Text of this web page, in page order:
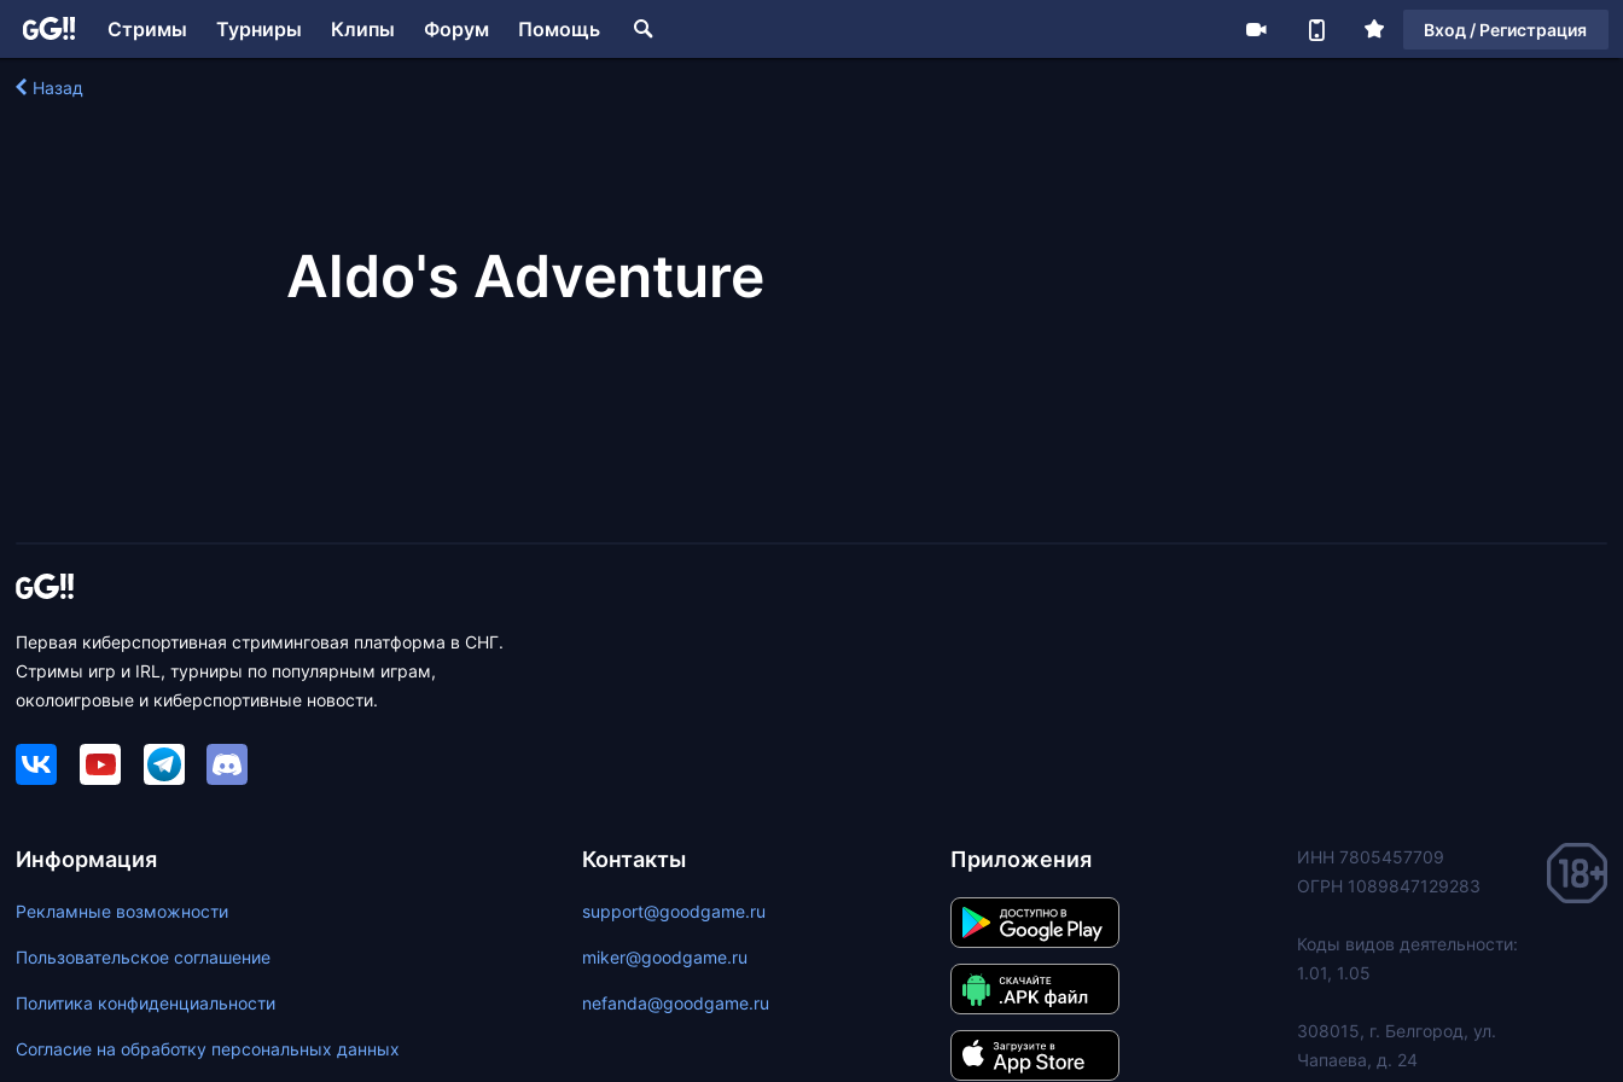
Стримы Турниры Клипы Форум Помощь Вход / Регистрация
Назад
Aldo's Adventure
Первая киберспортивная стриминговая платформа в СНГ.
Стримы игр и IRL, турниры по популярным играм,
околоигровые и киберспортивные новости.
Информация
Рекламные возможности
Пользовательское соглашение
Политика конфиденциальности
Согласие на обработку персональных данных
Контакты
support@goodgame.ru
miker@goodgame.ru
nefanda@goodgame.ru
Приложения
ИНН 7805457709
ОГРН 1089847129283
Коды видов деятельности:
1.01, 1.05
308015, г. Белгород, ул.
Чапаева, д. 24